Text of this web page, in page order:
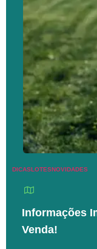
DICASLOTESNOVIDADES
Informações
Venda!